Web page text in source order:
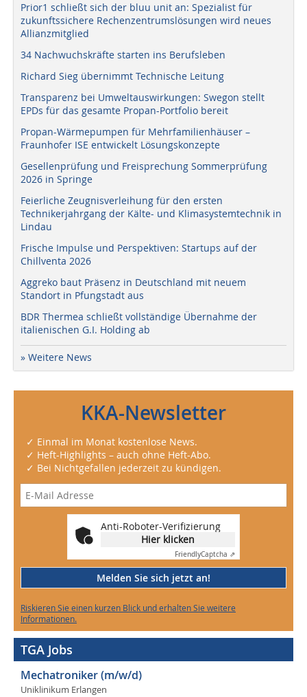
Prior1 schließt sich der bluu unit an: Spezialist für
zukunftssichere Rechenzentrumslösungen wird neues
Allianzmitglied
34 Nachwuchskräfte starten ins Berufsleben
Richard Sieg übernimmt Technische Leitung
Transparenz bei Umweltauswirkungen: Swegon stellt
EPDs für das gesamte Propan-Portfolio bereit
Propan-Wärmepumpen für Mehrfamilienhäuser –
Fraunhofer ISE entwickelt Lösungskonzepte
Gesellenprüfung und Freisprechung Sommerprüfung
2026 in Springe
Feierliche Zeugnisverleihung für den ersten
Technikerjahrgang der Kälte- und Klimasystemtechnik in
Lindau
Frische Impulse und Perspektiven: Startups auf der
Chillventa 2026
Aggreko baut Präsenz in Deutschland mit neuem
Standort in Pfungstadt aus
BDR Thermea schließt vollständige Übernahme der
italienischen G.I. Holding ab
» Weitere News
KKA-Newsletter
✓ Einmal im Monat kostenlose News.
✓ Heft-Highlights – auch ohne Heft-Abo.
✓ Bei Nichtgefallen jederzeit zu kündigen.
Anti-Roboter-Verifizierung
Hier klicken
FriendlyCaptcha ⇗
Melden Sie sich jetzt an!
Riskieren Sie einen kurzen Blick und erhalten Sie weitere
Informationen.
TGA Jobs
Mechatroniker (m/w/d)
Uniklinikum Erlangen